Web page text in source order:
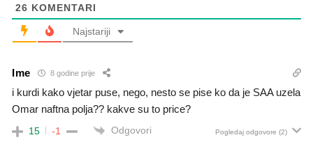
26 KOMENTARI
Najstariji
Ime 8 godine prije
i kurdi kako vjetar puse, nego, nesto se pise ko da je SAA uzela
Omar naftna polja?? kakve su to price?
15 -1 Odgovori Pogledaj odgovore (2)